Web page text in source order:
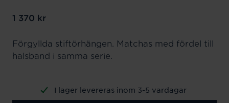
Pris:1 370 kr
1 370 kr
Förgyllda stiftörhängen. Matchas med fördel till
halsband i samma serie.
I lager levereras inom 3-5 vardagar